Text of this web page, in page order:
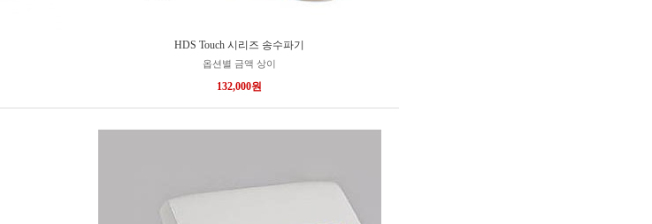
HDS Touch 시리즈 송수파기
옵션별 금액 상이
132,000원